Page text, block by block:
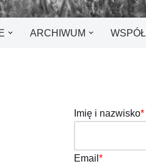
ARCHIWUM
Imię i nazwisko*
Email *